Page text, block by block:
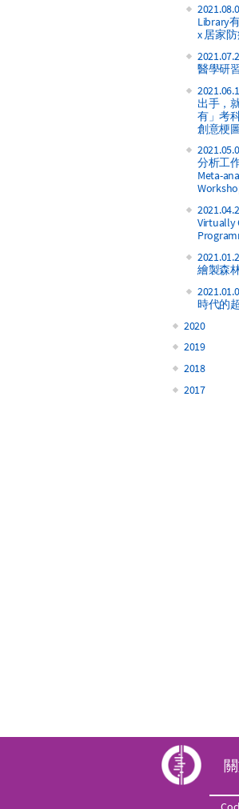
Library
x 居家
醫學研
出手，
有」考
創意梗
分析工
Meta-
Virtually
繪製森
時代的
2020
2019
2018
2017
C